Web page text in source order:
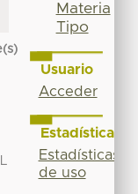
Materia
Tipo
Usuario
Acceder
Estadísticas
Estadísticas
de uso